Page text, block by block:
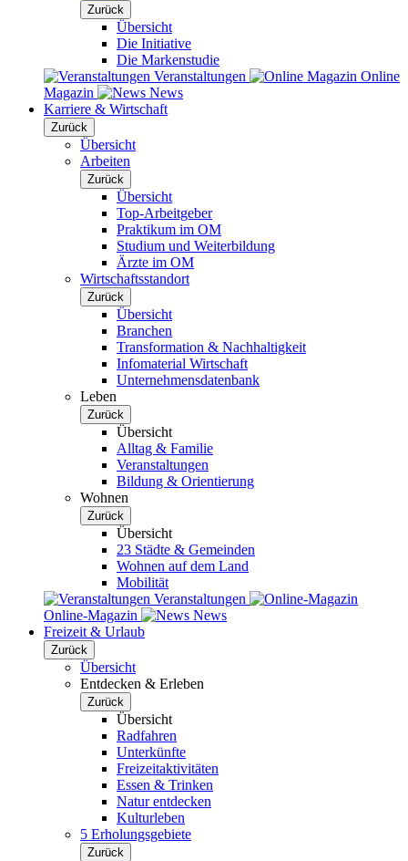
Zurück
Übersicht
Die Initiative
Die Markenstudie
Veranstaltungen
Online
Magazin
News
Karriere & Wirtschaft
Zurück
Übersicht
Arbeiten
Zurück
Übersicht
Top-Arbeitgeber
Praktikum im OM
Studium und Weiterbildung
Ärzte im OM
Wirtschaftsstandort
Zurück
Übersicht
Branchen
Transformation & Nachhaltigkeit
Infomaterial Wirtschaft
Unternehmensdatenbank
Leben
Zurück
Übersicht
Alltag & Familie
Veranstaltungen
Bildung & Orientierung
Wohnen
Zurück
Übersicht
23 Städte & Gemeinden
Wohnen auf dem Land
Mobilität
Veranstaltungen
Online-Magazin
News
Freizeit & Urlaub
Zurück
Übersicht
Entdecken & Erleben
Zurück
Übersicht
Radfahren
Unterkünfte
Freizeitaktivitäten
Essen & Trinken
Natur entdecken
Kulturleben
5 Erholungsgebiete
Zurück